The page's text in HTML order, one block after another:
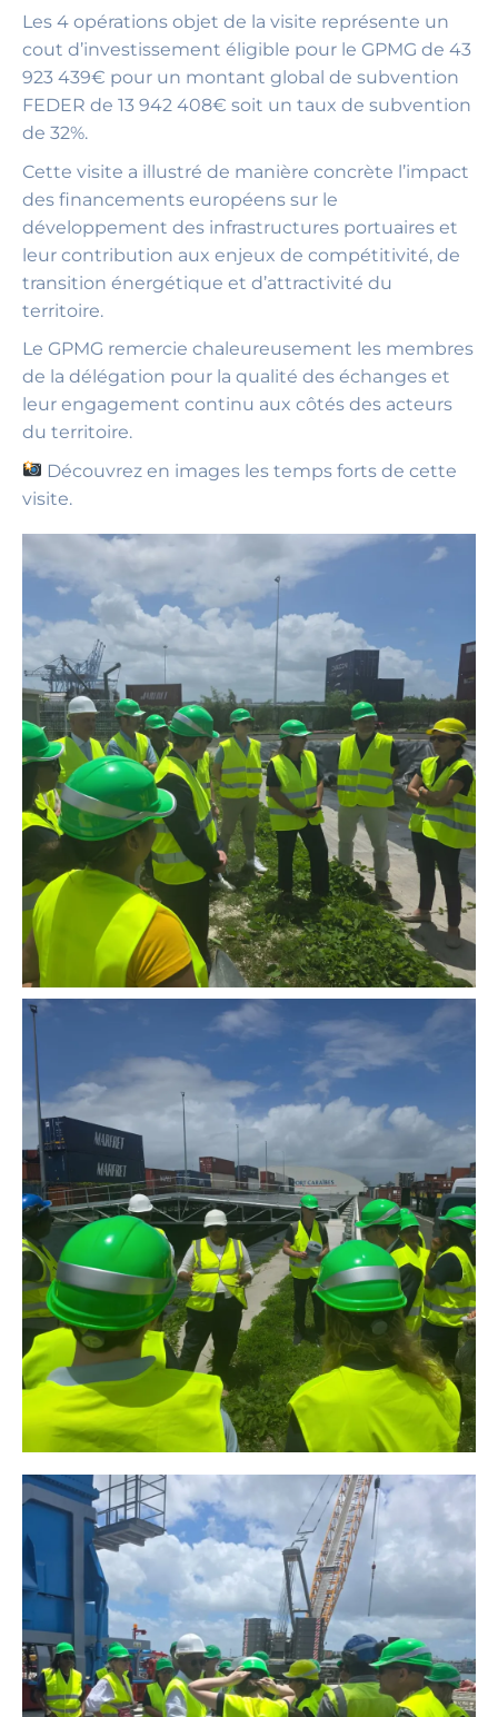
Les 4 opérations objet de la visite représente un
cout d’investissement éligible pour le GPMG de 43
923 439€ pour un montant global de subvention
FEDER de 13 942 408€ soit un taux de subvention
de 32%.
Cette visite a illustré de manière concrète l’impact
des financements européens sur le
développement des infrastructures portuaires et
leur contribution aux enjeux de compétitivité, de
transition énergétique et d’attractivité du
territoire.
Le GPMG remercie chaleureusement les membres
de la délégation pour la qualité des échanges et
leur engagement continu aux côtés des acteurs
du territoire.
Découvrez en images les temps forts de cette
visite.